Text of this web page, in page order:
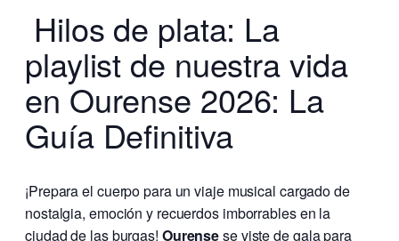
Hilos de plata: La
playlist de nuestra vida
en Ourense 2026: La
Guía Definitiva
¡Prepara el cuerpo para un viaje musical cargado de
nostalgia, emoción y recuerdos imborrables en la
ciudad de las burgas! Ourensese viste de gala para